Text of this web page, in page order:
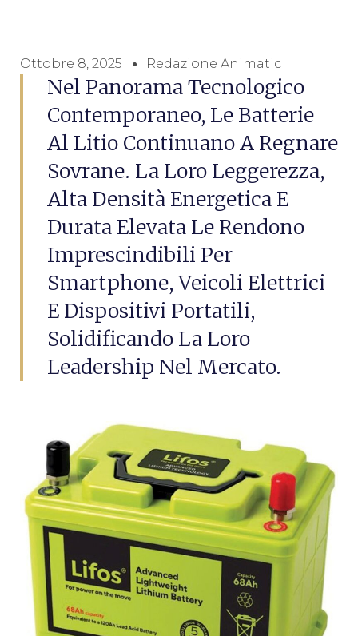
Ottobre 8, 2025 Redazione Animatic
Nel Panorama Tecnologico
Contemporaneo, Le Batterie
Al Litio Continuano A Regnare
Sovrane. La Loro Leggerezza,
Alta Densità Energetica E
Durata Elevata Le Rendono
Imprescindibili Per
Smartphone, Veicoli Elettrici
E Dispositivi Portatili,
Solidificando La Loro
Leadership Nel Mercato.